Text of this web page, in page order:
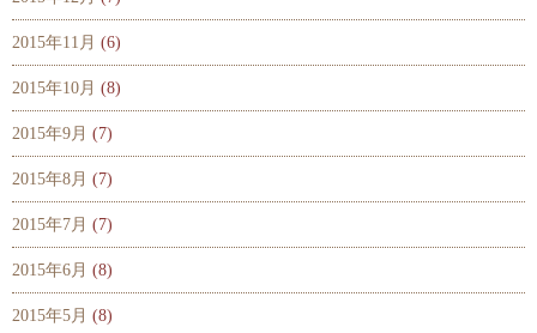
2015年11月 (6)
2015年10月 (8)
2015年9月 (7)
2015年8月 (7)
2015年7月 (7)
2015年6月 (8)
2015年5月 (8)